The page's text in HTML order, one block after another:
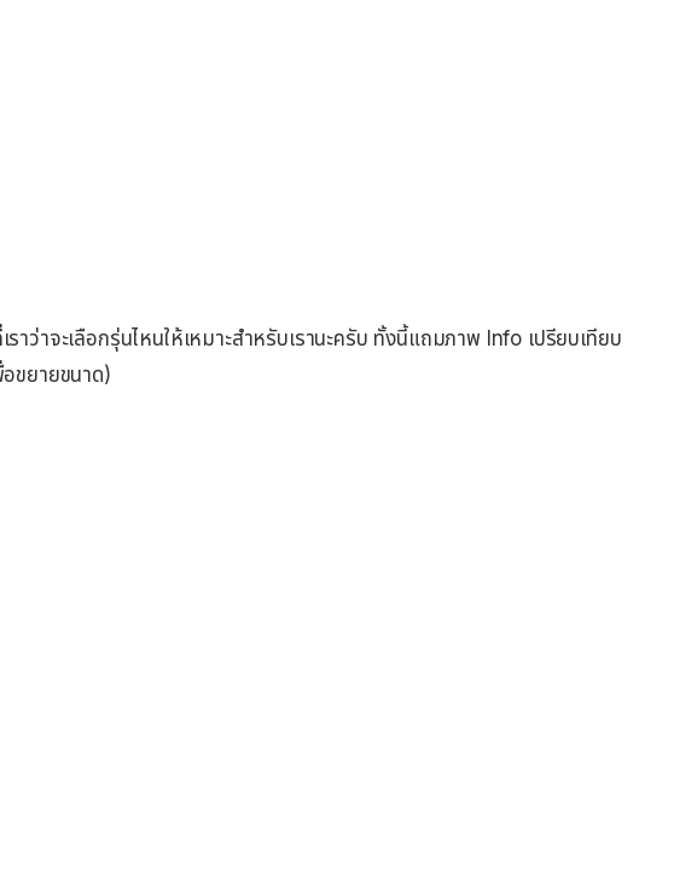
าว่าจะเลือกรุ่นไหนให้เหมาะสำหรับเรานะครับ ทั้งนี้แถมภาพ Info เปรียบเทียบ
ขยายขนาด)